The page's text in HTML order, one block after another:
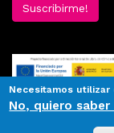
Suscribirme!
Necesitamos
No, quiero saber